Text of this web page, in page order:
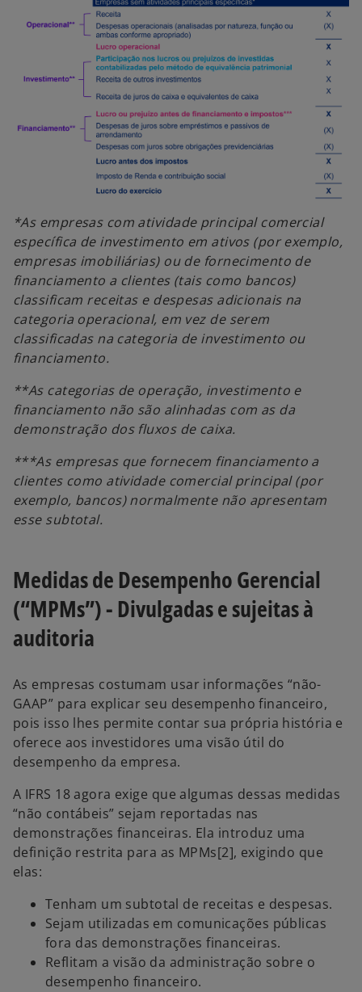
*As empresas com atividade principal comercial
específica de investimento em ativos (por exemplo,
empresas imobiliárias) ou de fornecimento de
financiamento a clientes (tais como bancos)
classificam receitas e despesas adicionais na
categoria operacional, em vez de serem
classificadas na categoria de investimento ou
financiamento.
**As categorias de operação, investimento e
financiamento não são alinhadas com as da
demonstração dos fluxos de caixa.
***As empresas que fornecem financiamento a
clientes como atividade comercial principal (por
exemplo, bancos) normalmente não apresentam
esse subtotal.
Medidas de Desempenho Gerencial
(“MPMs”) - Divulgadas e sujeitas à
auditoria
As empresas costumam usar informações “não-
GAAP” para explicar seu desempenho financeiro,
pois isso lhes permite contar sua própria história e
oferece aos investidores uma visão útil do
desempenho da empresa.
A IFRS 18 agora exige que algumas dessas medidas
“não contábeis” sejam reportadas nas
demonstrações financeiras. Ela introduz uma
definição restrita para as MPMs[2], exigindo que
elas:
Tenham um subtotal de receitas e despesas.
Sejam utilizadas em comunicações públicas
fora das demonstrações financeiras.
Reflitam a visão da administração sobre o
desempenho financeiro.